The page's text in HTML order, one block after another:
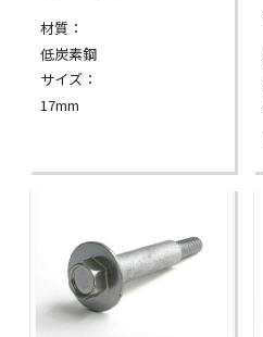
材質：
低炭素鋼
サイズ：
17mm